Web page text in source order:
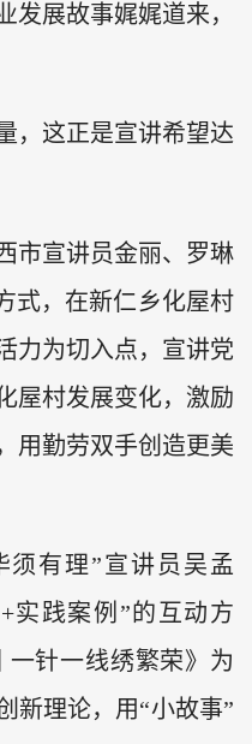
发展故事娓娓道来，
，这正是宣讲希望达
市宣讲员金丽、罗琳
式，在新仁乡化屋村
力为切入点，宣讲党
屋村发展变化，激励
用勤劳双手创造更美
须有理”宣讲员吴孟
实践案例”的互动方
针一线绣繁荣》为
新理论，用“小故事”